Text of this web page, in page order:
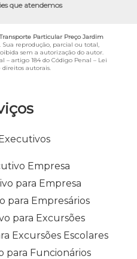
Empresa
para Empresa
para Empresários
para Excursões
Excursões Escolares
para Funcionários
que atendemos
Particular Preço Jardim
Sua reprodução, parcial ou total,
sem a autorização do autor.
– artigo 184 do Código Penal – Lei
direitos autorais.